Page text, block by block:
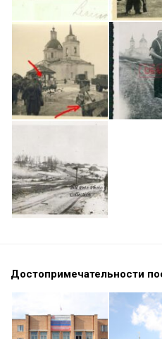
Достопримечательности